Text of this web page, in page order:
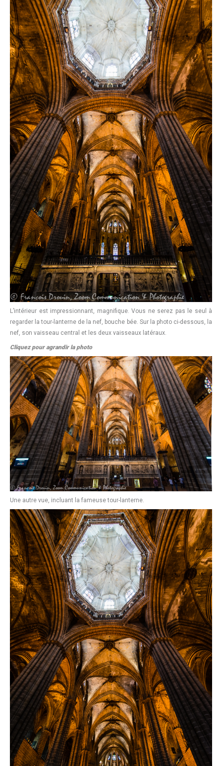
L’intérieur est impressionnant, magnifique. Vous ne serez pas le seul à
regarder la tour-lanterne de la nef, bouche bée. Sur la photo ci-dessous, la
nef, son vaisseau central et les deux vaisseaux latéraux.
Cliquez pour agrandir la photo
Une autre vue, incluant la fameuse tour-lanterne.